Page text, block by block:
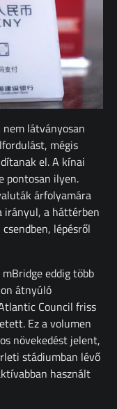
látványosan
mégis
el. A kínai
pontosan ilyen.
árfolyamára
irányul, a háttérben
lépésről
eddig több
átnyúló
Council friss
Ez a volumen
növekedést jelent,
stádiumban lévő
használt